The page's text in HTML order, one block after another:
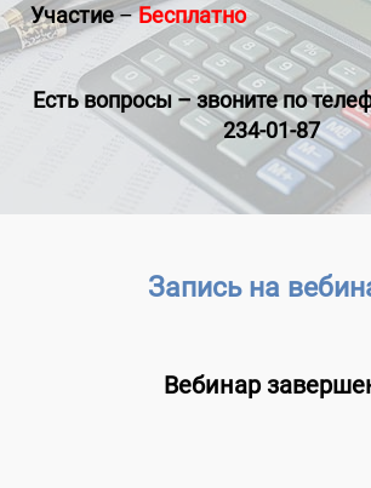
Участие–Бесплатно
Есть вопросы–звоните по
234-01-87
Запись на
Вебинар